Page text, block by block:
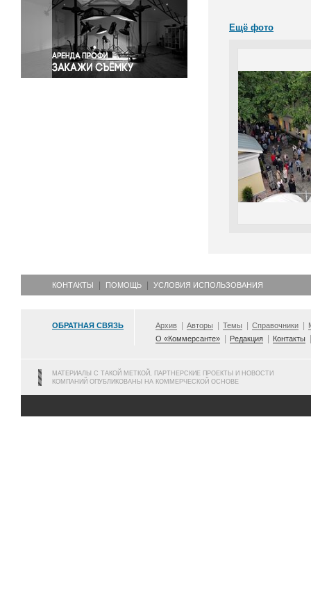
Спорт
Экология
Экономика и бизнес
Ещё фото
КОНТАКТЫ ПОМОЩЬ УСЛОВИЯ ИСПОЛЬЗОВАНИЯ
ОБРАТНАЯ СВЯЗЬ Архив Авторы Темы Справочники
О «Коммерсанте»
Редакция Контакты
МАТЕРИАЛЫ С ТАКОЙ МЕТКОЙ, ПАРТНЕРСКИЕ ПРОЕКТЫ И НОВОСТИ
КОМПАНИЙ ОПУБЛИКОВАНЫ НА КОММЕРЧЕСКОЙ ОСНОВЕ